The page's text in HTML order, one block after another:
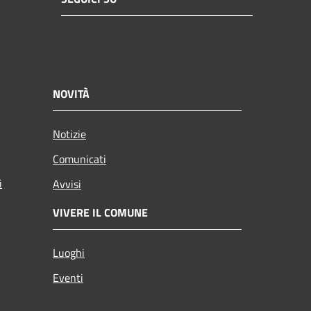
NOVITÀ
Notizie
Comunicati
Avvisi
VIVERE IL COMUNE
Luoghi
Eventi